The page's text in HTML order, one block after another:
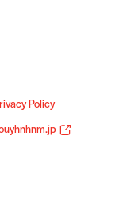
Policy